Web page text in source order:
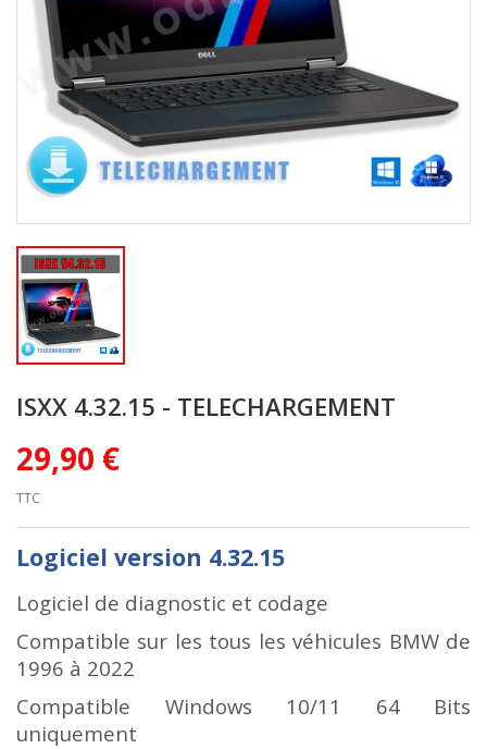
ISXX 4.32.15 - TELECHARGEMENT
29,90 €
TTC
Logiciel version 4.32.15
Logiciel de diagnostic et codage
Compatible sur les tous les véhicules BMW de
1996 à 2022
Compatible Windows 10/11 64 Bits
uniquement